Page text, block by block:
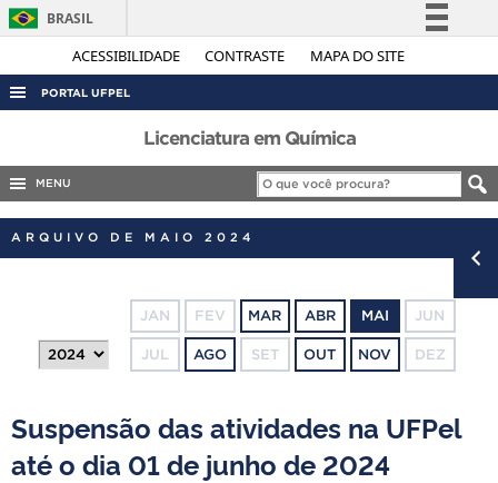
ACESSIBILIDADE CONTRASTE MAPA DO SITE
BRASIL
Simplifique!
Legislação
Canais
PORTAL UFPEL
ACESSO À INFORMAÇÃO
AUDITORIA
CONCURSOS
OUVIDORIA
TELEFONES
Licenciatura em Química
MENU
ARQUIVO DE MAIO 2024
JAN FEV MAR ABR MAI JUN
JUL AGO SET OUT NOV DEZ
Suspensão das atividades na UFPel
até o dia 01 de junho de 2024